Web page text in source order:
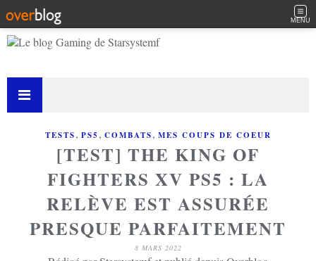
MENU
TESTS, PS5 , COMBATS, MES COUPS DE COEUR
[TEST] THE KING OF
FIGHTERS XV PS5 : LA
RELÈVE EST ASSURÉE
PRESQUE PARFAITEMENT
8 MARS 2022